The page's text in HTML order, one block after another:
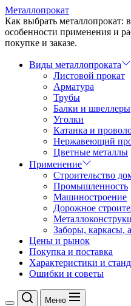
Перейти
к
содержимому
Металлопрокат
Как выбрать металлопрокат:
особенности применения и
покупке и заказе.
Виды металлопроката
Листовой прокат
Арматура
Трубы
Балки и швеллеры
Уголки
Катанка и
Нержавеющий
Цветные металлы
Применение
Строительство
Промышленность
Машиностроение
Дорожное
Заборы, каркасы,
Цены и рынок
Покупка и поставка
Характеристики и
Ошибки и советы
Меню